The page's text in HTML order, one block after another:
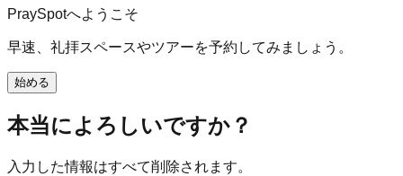
PraySpotへようこそ
早速、礼拝スペースやツアーを予約してみましょう。
始める
本当によろしいですか？
入力した情報はすべて削除されます。